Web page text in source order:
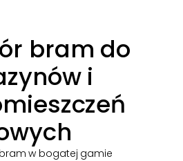
bram do
i
w bogatej gamie